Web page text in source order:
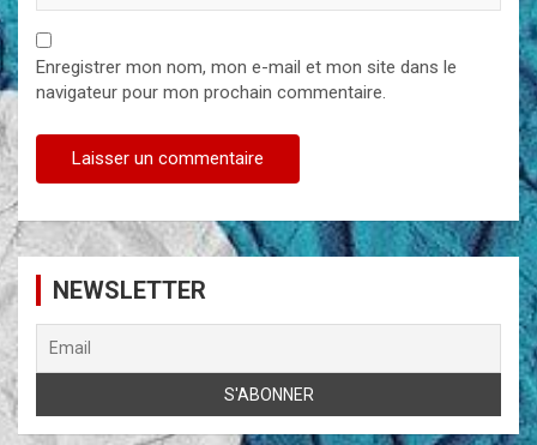
Enregistrer mon nom, mon e-mail et mon site dans le
navigateur pour mon prochain commentaire.
NEWSLETTER